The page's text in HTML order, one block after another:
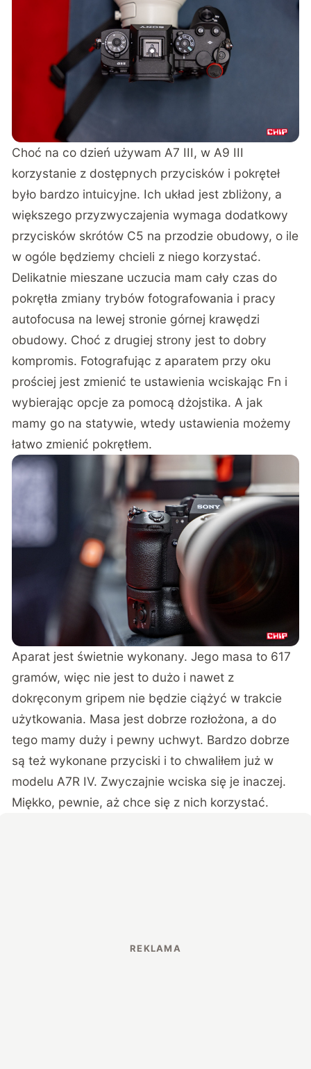
Choć na co dzień używam A7 III, w A9 III
korzystanie z dostępnych przycisków i pokręteł
było bardzo intuicyjne. Ich układ jest zbliżony, a
większego przyzwyczajenia wymaga dodatkowy
przycisków skrótów C5 na przodzie obudowy, o ile
w ogóle będziemy chcieli z niego korzystać.
Delikatnie mieszane uczucia mam cały czas do
pokrętła zmiany trybów fotografowania i pracy
autofocusa na lewej stronie górnej krawędzi
obudowy. Choć z drugiej strony jest to dobry
kompromis. Fotografując z aparatem przy oku
prościej jest zmienić te ustawienia wciskając Fn i
wybierając opcje za pomocą dżojstika. A jak
mamy go na statywie, wtedy ustawienia możemy
łatwo zmienić pokrętłem.
Aparat jest świetnie wykonany. Jego masa to 617
gramów, więc nie jest to dużo i nawet z
dokręconym gripem nie będzie ciążyć w trakcie
użytkowania. Masa jest dobrze rozłożona, a do
tego mamy duży i pewny uchwyt. Bardzo dobrze
są też wykonane przyciski i to chwaliłem już w
modelu A7R IV. Zwyczajnie wciska się je inaczej.
Miękko, pewnie, aż chce się z nich korzystać.